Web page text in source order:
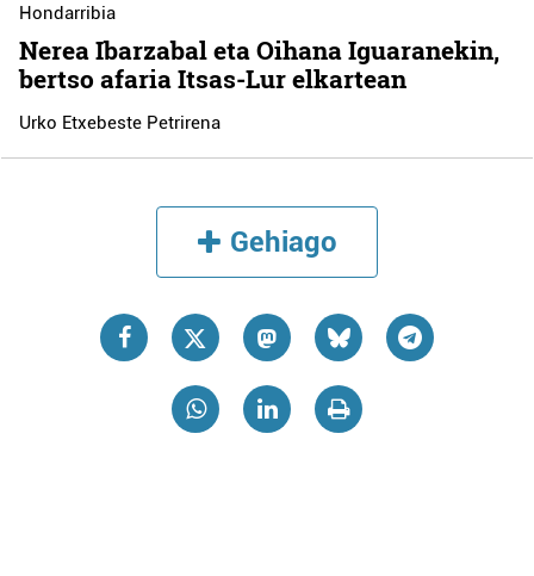
Hondarribia
Nerea Ibarzabal eta Oihana Iguaranekin,
bertso afaria Itsas-Lur elkartean
Urko Etxebeste Petrirena
Gehiago